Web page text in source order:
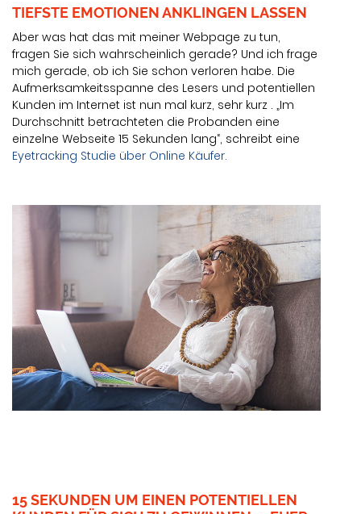
TIEFSTE EMOTIONEN ANKLINGEN LASSEN
Aber was hat das mit meiner Webpage zu tun,
fragen Sie sich wahrscheinlich gerade? Und ich frage
mich gerade, ob ich Sie schon verloren habe. Die
Aufmerksamkeitsspanne des Lesers und potentiellen
Kunden im Internet ist nun mal kurz, sehr kurz . „Im
Durchschnitt betrachteten die Probanden eine
einzelne Webseite 15 Sekunden lang“, schreibt eine
Eyetracking Studie über Online Käufer.
15 SEKUNDEN UM EINEN POTENTIELLEN